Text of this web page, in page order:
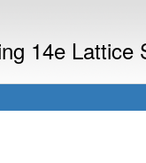
14e